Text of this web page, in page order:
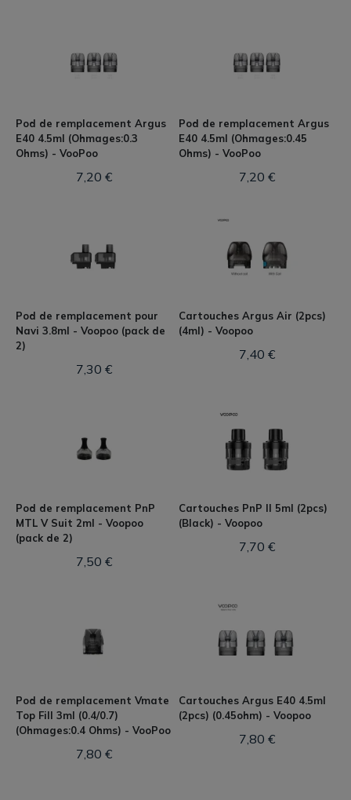
Pod de remplacement Argus
E40 4.5ml (Ohmages:0.3
Ohms) - VooPoo
7,20 €
Pod de remplacement Argus
E40 4.5ml (Ohmages:0.45
Ohms) - VooPoo
7,20 €
Pod de remplacement pour
Navi 3.8ml - Voopoo (pack de
2)
7,30 €
Cartouches Argus Air (2pcs)
(4ml) - Voopoo
7,40 €
Pod de remplacement PnP
MTL V Suit 2ml - Voopoo
(pack de 2)
7,50 €
Cartouches PnP II 5ml (2pcs)
(Black) - Voopoo
7,70 €
Pod de remplacement Vmate
Top Fill 3ml (0.4/0.7)
(Ohmages:0.4 Ohms) - VooPoo
7,80 €
Cartouches Argus E40 4.5ml
(2pcs) (0.45ohm) - Voopoo
7,80 €